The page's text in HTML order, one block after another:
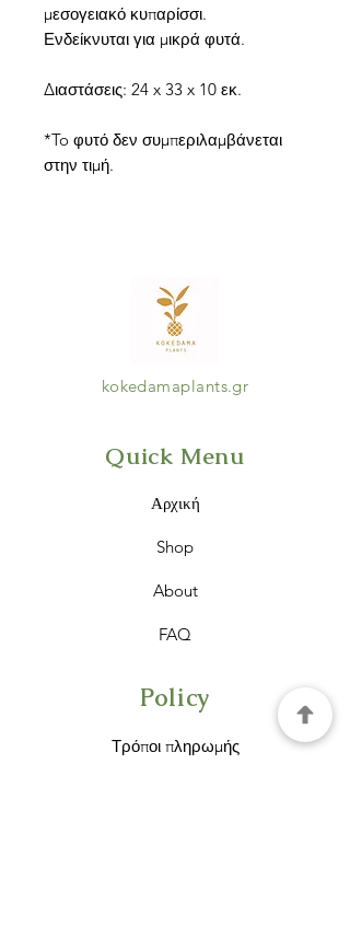
μεσογειακό κυπαρίσσι.
Ενδείκνυται για μικρά φυτά.
Διαστάσεις: 24 x 33 x 10 εκ.
*To φυτό δεν συμπεριλαμβάνεται
στην τιμή.
kokedamaplants.gr
Quick Menu
Αρχική
Shop
About
FAQ
Policy
Τρόποι πληρωμής